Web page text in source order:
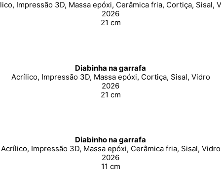
Impressão 3D, Massa epóxi, Cerâmica fria, Cortiça, Sisal,
2026
21 cm
Diabinha na garrafa
Acrílico, Impressão 3D, Massa epóxi, Cortiça, Sisal, Vidro
2026
21 cm
Diabinho na garrafa
Acrílico, Impressão 3D, Massa epóxi, Cerâmica fria, Sisal, Vidro
2026
11 cm